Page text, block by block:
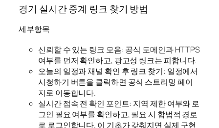
경기 실시간 중계 링크 찾기 방법
세부항목
신뢰할 수 있는 링크 모음: 공식 도메인과 HTTPS
여부를 먼저 확인하고, 광고성 링크는 피합니다.
오늘의 일정과 채널 확인 후 링크 찾기: 일정에서
시청하기 버튼을 클릭하면 공식 스트리밍 페이
지로 이동합니다.
실시간 접속 전 확인 포인트: 지역 제한 여부와 로
그인 필요 여부를 확인하고, 필요 시 합법적 경로
로 로그인합니다. 이 기초가 갖춰지면 실제 구현